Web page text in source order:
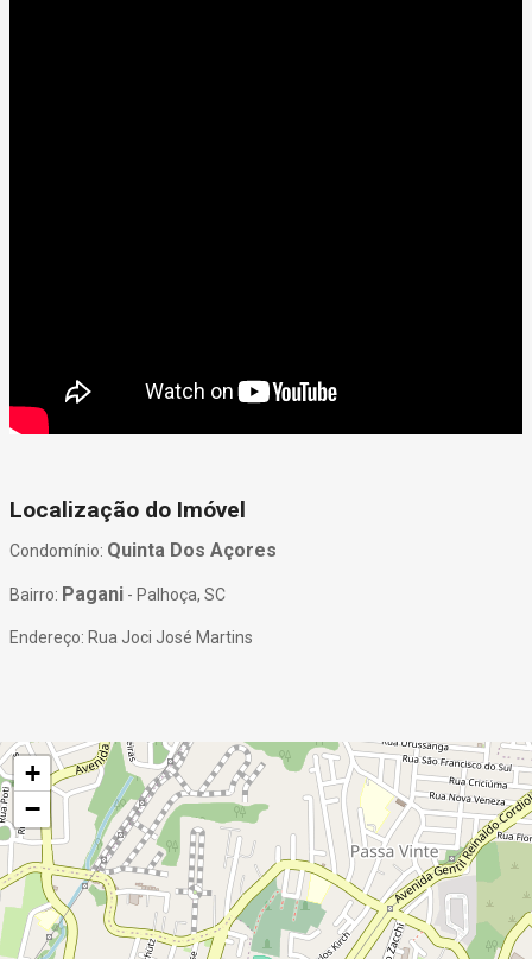
Localização do Imóvel
Condomínio: Quinta Dos Açores
Bairro: Pagani - Palhoça, SC
Endereço: Rua Joci José Martins
+
−